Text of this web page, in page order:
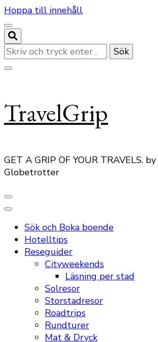
Hoppa till innehåll
Letar
du
efter
TravelGrip
GET A GRIP OF YOUR TRAVELS.
Globetrotter
Sök och Boka boende
Hotelltips
Reseguider
Cityweekends
Läsning per stad
Solresor
Storstadresor
Roadtrips
Rundturer
Mat & Dryck